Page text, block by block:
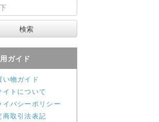
ガイド
い物ガイド
イトについて
イバシーポリシー
商取引法表記